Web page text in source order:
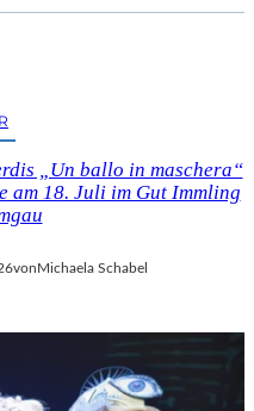
„Un ballo in maschera“
am 18. Juli im Gut Immling
vonMichaela Schabel